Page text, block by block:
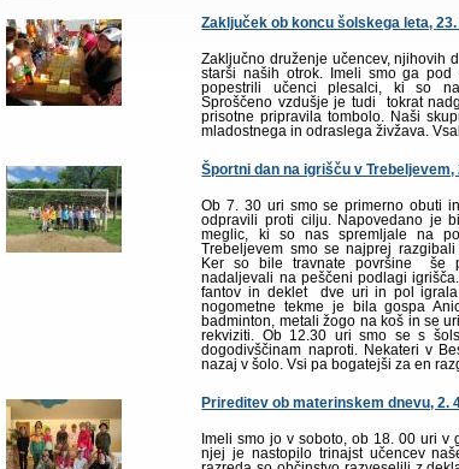
Zaključek ob koncu šolskega leta, 23.
Zaključno druženje učencev, njihovih
starši naših otrok. Imeli smo ga pod
popestrili učenci plesalci, ki so
Sproščeno vzdušje je tudi tokrat
prisotne pripravila tombolo. Naši
mladostnega in odraslega živžava.
Športni dan na igrišču v Trebeljevem,
Ob 7. 30 uri smo se primerno obuti
odpravili proti cilju. Napovedano je
meglic, ki so nas spremljale na
Trebeljevem smo se najprej
Ker so bile travnate površine še
nadaljevali na peščeni podlagi
fantov in deklet dve uri in pol
nogometne tekme je bila gospa
badminton, metali žogo na koš in se
rekviziti. Ob 12.30 uri smo se s
dogodivščinam naproti. Nekateri v
nazaj v šolo. Vsi pa bogatejši za en
Prireditev ob materinskem dnevu, 2.
Imeli smo jo v soboto, ob 18. 00 uri v
njej je nastopilo trinajst učencev